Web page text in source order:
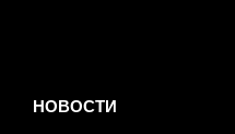
НОВОСТИ